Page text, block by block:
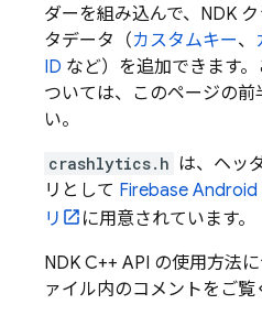
ダーを組み込んで、NDK
タデータ（カスタムキー、
ID など）を追加できます
ついては、このページの
い。
crashlytics.h は、ヘッ
リとして Firebase Android
リ
に用意されています。
NDK C++ API の使用方法
ァイル内のコメントをご覧